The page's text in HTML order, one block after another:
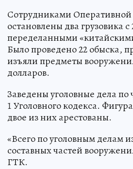
Сотрудниками
остановлены два грузовика с
переделанными
Было проведено 22 обыска,
изъяли предметы
долларов.
Заведены уголовные дела по
1 Уголовного кодекса.
двое из них арестованы.
«Всего по уголовным делам
составных частей
ГТК.